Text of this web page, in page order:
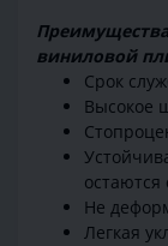
виниловой
Срок
Высокое
остаются
Не
Легкая